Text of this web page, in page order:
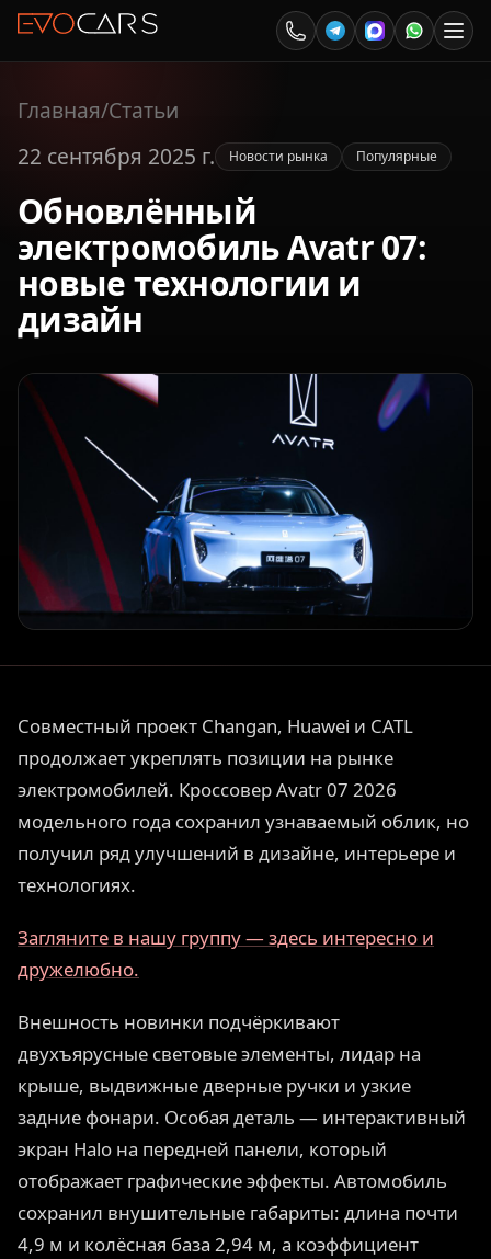
Главная/Статьи
22 сентября 2025 г.
Новости рынка Популярные
Обновлённый
электромобиль Avatr 07:
новые технологии и
дизайн
Совместный проект Changan, Huawei и CATL
продолжает укреплять позиции на рынке
электромобилей. Кроссовер Avatr 07 2026
модельного года сохранил узнаваемый облик, но
получил ряд улучшений в дизайне, интерьере и
технологиях.
Загляните в нашу группу — здесь интересно и
дружелюбно.
Внешность новинки подчёркивают
двухъярусные световые элементы, лидар на
крыше, выдвижные дверные ручки и узкие
задние фонари. Особая деталь — интерактивный
экран Halo на передней панели, который
отображает графические эффекты. Автомобиль
сохранил внушительные габариты: длина почти
4,9 м и колёсная база 2,94 м, а коэффициент